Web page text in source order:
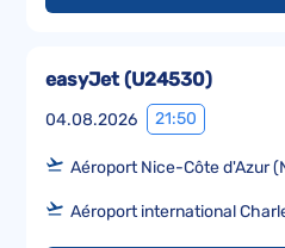
04.08.2026 21:50
easyJet(U24530)
Aéroport Nice-Côte d'Azur
Aéroport international